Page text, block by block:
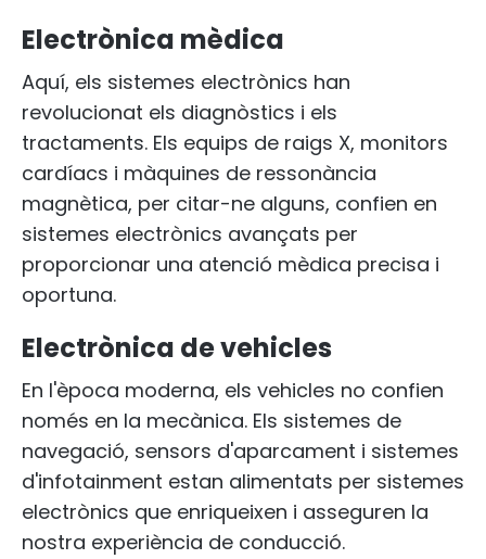
Electrònica mèdica
Aquí, els sistemes electrònics han
revolucionat els diagnòstics i els
tractaments. Els equips de raigs X, monitors
cardíacs i màquines de ressonància
magnètica, per citar-ne alguns, confien en
sistemes electrònics avançats per
proporcionar una atenció mèdica precisa i
oportuna.
Electrònica de vehicles
En l'època moderna, els vehicles no confien
només en la mecànica. Els sistemes de
navegació, sensors d'aparcament i sistemes
d'infotainment estan alimentats per sistemes
electrònics que enriqueixen i asseguren la
nostra experiència de conducció.